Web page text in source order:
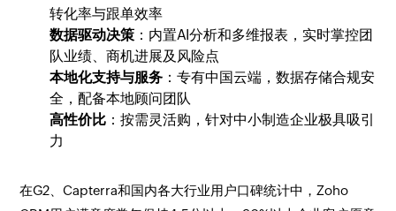
转化率与跟单效率
数据驱动决策 ：内置AI分析和多维报表，实时掌控团
队业绩、商机进展及风险点
本地化支持与服务 ：专有中国云端，数据存储合规安
全，配备本地顾问团队
高性价比 ：按需灵活购，针对中小制造企业极具吸引
力
在G2、Capterra和国内各大行业用户口碑统计中，Zoho